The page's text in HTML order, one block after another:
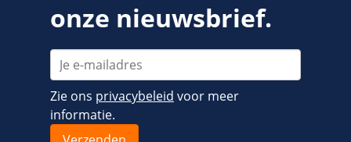
onze nieuwsbrief.
Zie ons privacybeleid voor meer
informatie.